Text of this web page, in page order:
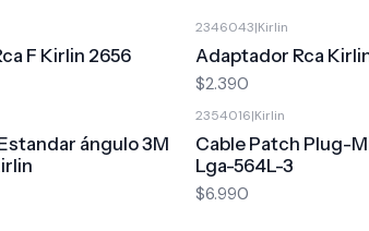
F Kirlin 2656
2346043|Kirlin
Adaptador Rca
$2.390
ángulo 3M
2354016|Kirlin
Cable Patch Plug-
Lga-564L-3
$6.990